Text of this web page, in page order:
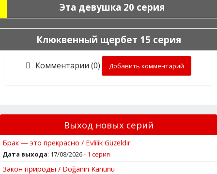
Эта девушка 20 серия
Клюквенный щербет 15 серия
Комментарии (0) Добавить комментарий
Выход новых серий
Брак — это прекрасно / Evlilik Güzeldir
Дата выхода: 17/08/2026 - 1 серия
Закон природы / Doğanın Kanunu